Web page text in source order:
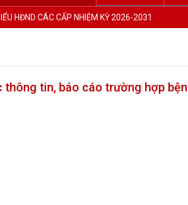
HĐND CÁC CẤP NHIỆM KỲ 2026-2031
tin, báo cáo trường hợp